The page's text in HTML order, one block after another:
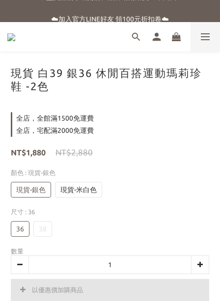
☁️加入官方LINE好友 領100元折扣卷☁️
⭐新朋友首購享優惠⭐
現貨 白39 銀36 休閒百搭運動瑪莉珍
鞋 -2色
全店，全館滿1500免運費
全店，宅配滿2000免運費
NT$1,880 NT$2,880
顏色 : 現貨-銀色
現貨-銀色 現貨-米白色
尺寸 : 36
36 38
數量
以優惠價加購商品